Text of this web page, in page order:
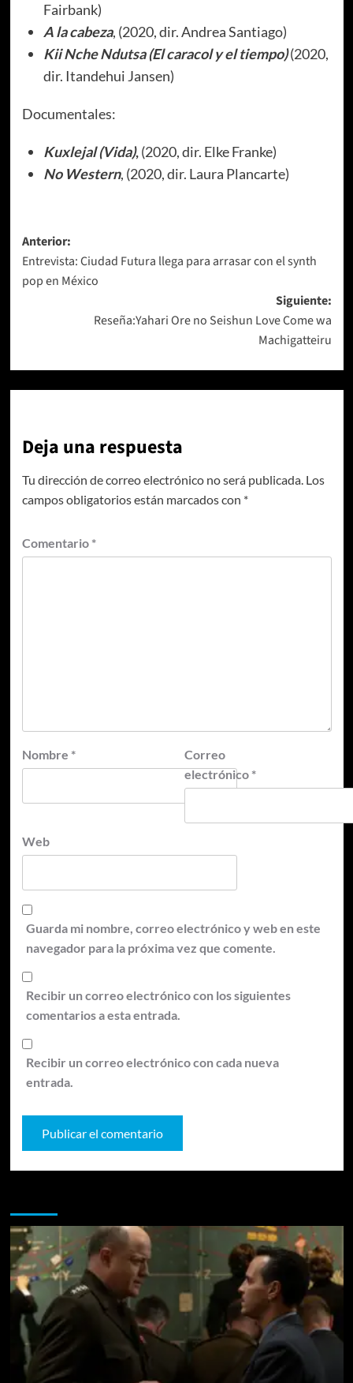
Fairbank)
A la cabeza, (2020, dir. Andrea Santiago)
Kii Nche Ndutsa(El caracol y el tiempo)(2020,
dir. Itandehui Jansen)
Documentales:
Kuxlejal (Vida),(2020, dir. Elke Franke)
No Western, (2020, dir. Laura Plancarte)
Navegación
de
entradas
Anterior:
Entrevista: Ciudad Futura llega para arrasar con el synth
pop en México
Siguiente:
Reseña:Yahari Ore no Seishun Love Come wa
Machigatteiru
Deja una respuesta
Tu dirección de correo electrónico no será publicada. Los
campos obligatorios están marcados con *
Comentario *
Nombre *
Correo
electrónico *
Web
Guarda mi nombre, correo electrónico y web en este
navegador para la próxima vez que comente.
Recibir un correo electrónico con los siguientes
comentarios a esta entrada.
Recibir un correo electrónico con cada nueva
entrada.